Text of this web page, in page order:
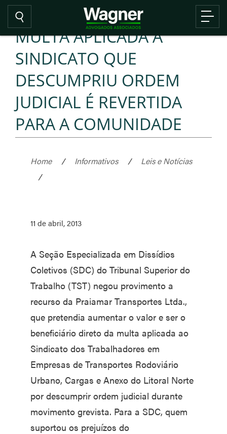
MULTA APLICADA A
SINDICATO QUE
DESCUMPRIU ORDEM
JUDICIAL É REVERTIDA
PARA A COMUNIDADE
Home / Informativos /
Leis e Notícias
/
11 de abril, 2013
A Seção Especializada em Dissídios
Coletivos (SDC) do Tribunal Superior do
Trabalho (TST) negou provimento a
recurso da Praiamar Transportes Ltda.,
que pretendia aumentar o valor e ser o
beneficiário direto da multa aplicada ao
Sindicato dos Trabalhadores em
Empresas de Transportes Rodoviário
Urbano, Cargas e Anexo do Litoral Norte
por descumprir ordem judicial durante
movimento grevista. Para a SDC, quem
suportou os prejuízos do